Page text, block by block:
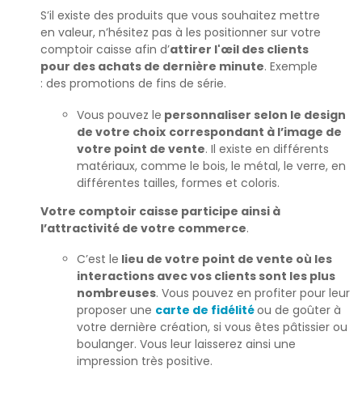
S’il existe des produits que vous souhaitez mettre
en valeur, n’hésitez pas à les positionner sur votre
comptoir caisse afin d’attirer l'œil des clients
pour des achats de dernière minute. Exemple
: des promotions de fins de série.
Vous pouvez le personnaliser selon le design
de votre choix correspondant à l’image de
votre point de vente. Il existe en différents
matériaux, comme le bois, le métal, le verre, en
différentes tailles, formes et coloris.
Votre comptoir caisse participe ainsi à
l’attractivité de votre commerce.
C’est le lieu de votre point de vente où les
interactions avec vos clients sont les plus
nombreuses. Vous pouvez en profiter pour leur
proposer une carte de fidélitéou de goûter à
votre dernière création, si vous êtes pâtissier ou
boulanger. Vous leur laisserez ainsi une
impression très positive.